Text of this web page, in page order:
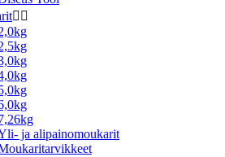
 
ja alipainomoukarit